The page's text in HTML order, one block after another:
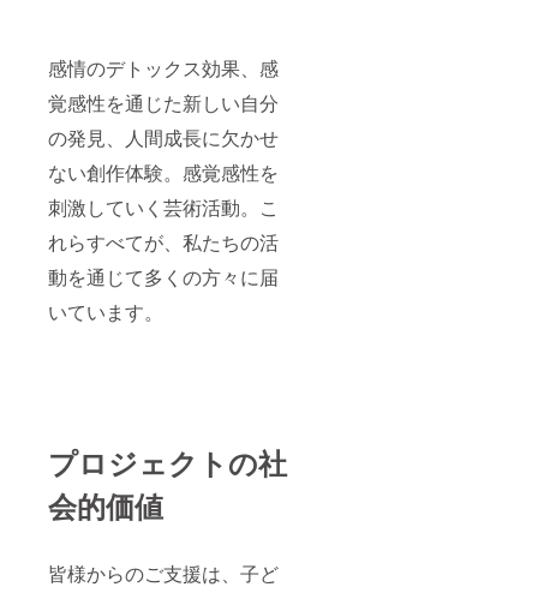
感情のデトックス効果、感
覚感性を通じた新しい自分
の発見、人間成長に欠かせ
ない創作体験。感覚感性を
刺激していく芸術活動。こ
れらすべてが、私たちの活
動を通じて多くの方々に届
いています。
プロジェクトの社
会的価値
皆様からのご支援は、子ど